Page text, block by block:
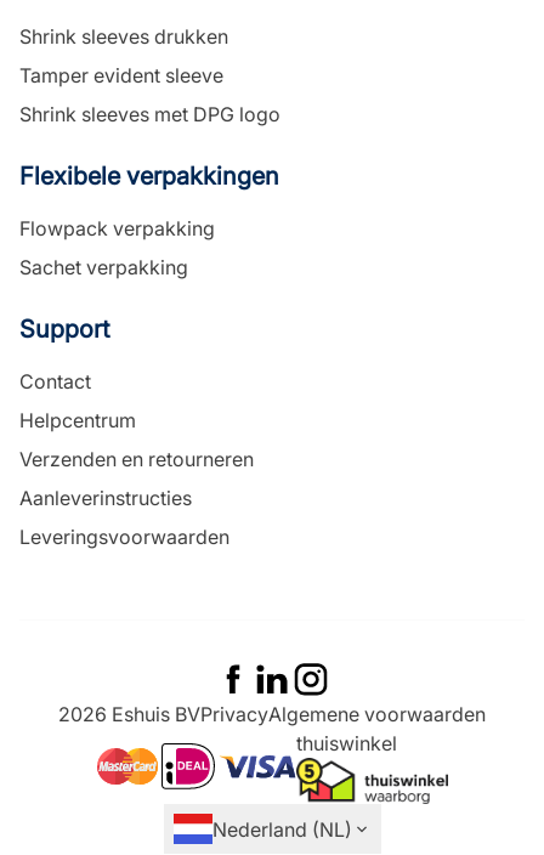
Shrink sleeves drukken
Tamper evident sleeve
Shrink sleeves met DPG logo
Flexibele verpakkingen
Flowpack verpakking
Sachet verpakking
Support
Contact
Helpcentrum
Verzenden en retourneren
Aanleverinstructies
Leveringsvoorwaarden
2026 Eshuis BVPrivacyAlgemene voorwaarden
mastercard
ideal
visa
thuiswinkel
Nederland (NL)